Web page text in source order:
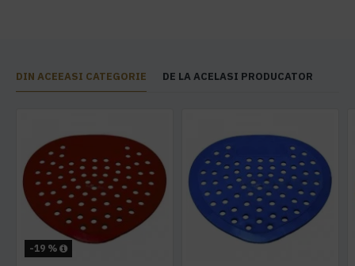
DIN ACEEASI CATEGORIE DE LA ACELASI PRODUCATOR
-19 %